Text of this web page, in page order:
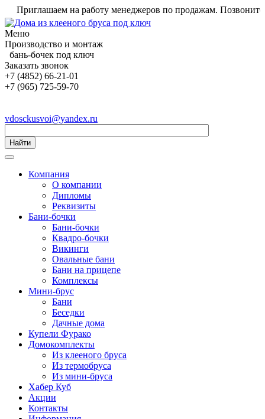
Приглашаем на работу менеджеров по продажам. Позвоните
Меню
Производство и монтаж
бань-бочек под ключ
Заказать звонок
+7 (4852) 66-21-01
+7 (965) 725-59-70
vdosckusvoi@yandex.ru
Найти
Компания
О компании
Дипломы
Реквизиты
Бани-бочки
Бани-бочки
Квадро-бочки
Викинги
Овальные бани
Бани на прицепе
Комплексы
Мини-брус
Бани
Беседки
Дачные дома
Купели Фурако
Домокомплекты
Из клееного бруса
Из термобруса
Из мини-бруса
Хабер Куб
Акции
Контакты